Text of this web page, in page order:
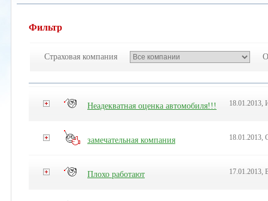
Фильтр
Страховая компания
Неадекватная оценка автомобиля!!! 18.01.2013,
замечательная компания 18.01.2013,
Плохо работают 17.01.2013,